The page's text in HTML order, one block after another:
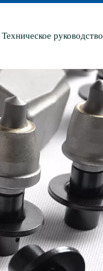
Техническое руководство